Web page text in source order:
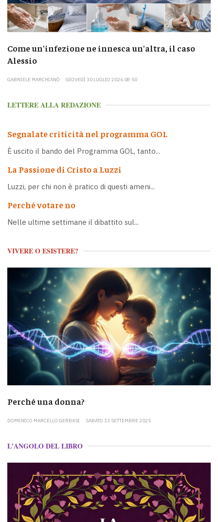
Come un'infezione ne innesca un'altra, il caso
Alessio
GABRIELE MARCHIANÒ GIOVEDÌ 30 LUGLIO 2026 08:50
LETTERE ALLA REDAZIONE
Segnalate criticità nel programma GOL
È uscito il bando del Programma GOL, tanto...
La Passione di Cristo a Luzzi
Luzzi, per chi non è pratico di questi ameni...
Perché votare no
Nelle ultime settimane il dibattito sul...
VIVERE O ESISTERE?
Perché una donna?
DOMENICO MARCELLO GERBASI SABATO 13 SETTEMBRE 2025
L'ANGOLO DEL LIBRO